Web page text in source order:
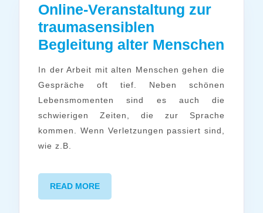
Online-Veranstaltung zur
traumasensiblen
Begleitung alter Menschen
In der Arbeit mit alten Menschen gehen die
Gespräche oft tief. Neben schönen
Lebensmomenten sind es auch die
schwierigen Zeiten, die zur Sprache
kommen. Wenn Verletzungen passiert sind,
wie z.B.
READ MOREREAD
MORE